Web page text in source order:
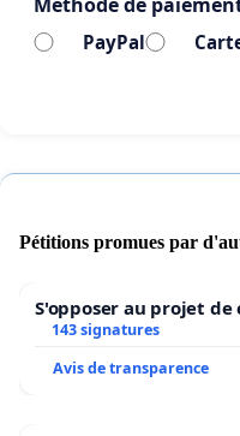
concernés.
L’OIM, complice de
📢SIGNEZ ET
PayPal
Pétitions promues par
S'opposer au projet
143 signatures
Avis de transparence